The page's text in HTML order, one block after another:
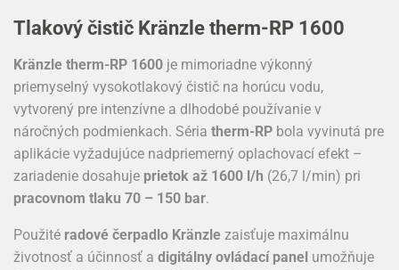
Tlakový čistič Kränzle therm-RP 1600
Kränzle therm-RP 1600 je mimoriadne výkonný
priemyselný vysokotlakový čistič na horúcu vodu,
vytvorený pre intenzívne a dlhodobé používanie v
náročných podmienkach. Séria therm-RP bola vyvinutá pre
aplikácie vyžadujúce nadpriemerný oplachovací efekt –
zariadenie dosahuje prietok až 1600 l/h (26,7 l/min) pri
pracovnom tlaku 70 – 150 bar.
Použité radové čerpadlo Kränzle zaisťuje maximálnu
životnosť a účinnosť a digitálny ovládací panel umožňuje